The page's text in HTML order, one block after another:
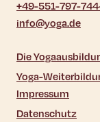
+49-551-797-
info@yoga.de
Die
Yoga-
Impressum
Datenschutz